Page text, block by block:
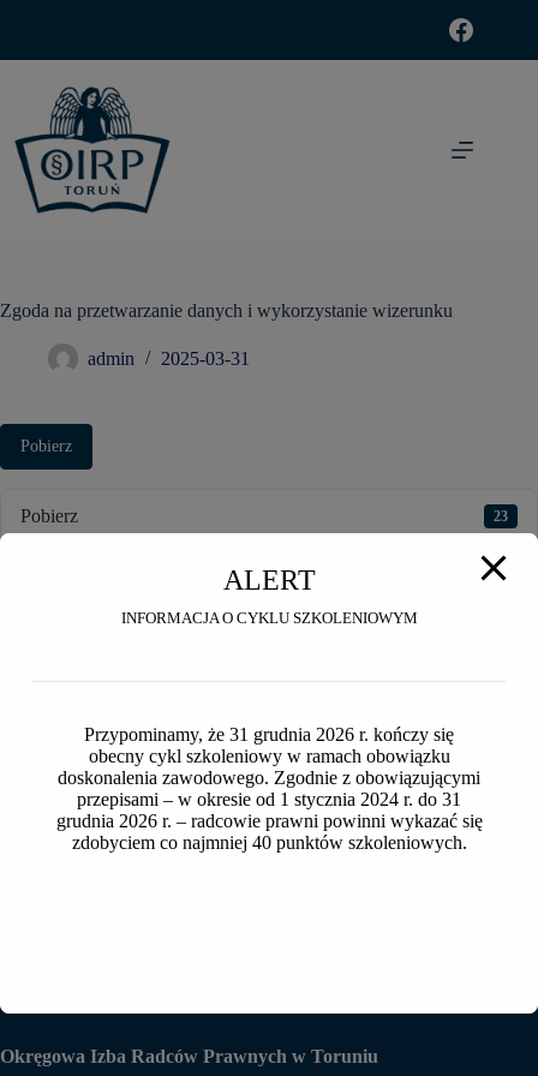
Zgoda na przetwarzanie danych i wykorzystanie wizerunku
admin 2025-03-31
Pobierz
Pobierz 23
15.12 KB
Liczba plików
Data utworzenia 2025-03-31
Ostatnia aktualizacja 2025-03-31
Zgoda na przetwarzanie
danych i wykorzystanie
Okręgowa Izba Radców Prawnych w Toruniu
ALERT
INFORMACJA O CYKLU SZKOLENIOWYM
Przypominamy, że 31 grudnia 2026 r. kończy się
obecny cykl szkoleniowy w ramach obowiązku
doskonalenia zawodowego. Zgodnie z obowiązującymi
przepisami – w okresie od 1 stycznia 2024 r. do 31
grudnia 2026 r. – radcowie prawni powinni wykazać się
zdobyciem co najmniej 40 punktów szkoleniowych.